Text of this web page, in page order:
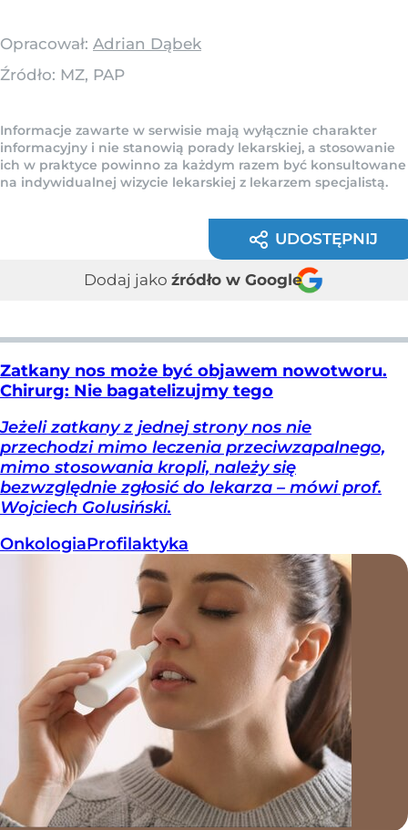
Opracował: Adrian Dąbek
Źródło: MZ, PAP
Informacje zawarte w serwisie mają wyłącznie charakter
informacyjny i nie stanowią porady lekarskiej, a stosowanie
ich w praktyce powinno za każdym razem być konsultowane
na indywidualnej wizycie lekarskiej z lekarzem specjalistą.
UDOSTĘPNIJ
Dodaj jako źródło w Google
Zatkany nos może być objawem nowotworu.
Chirurg: Nie bagatelizujmy tego
Jeżeli zatkany z jednej strony nos nie
przechodzi mimo leczenia przeciwzapalnego,
mimo stosowania kropli, należy się
bezwzględnie zgłosić do lekarza – mówi prof.
Wojciech Golusiński.
OnkologiaProfilaktyka